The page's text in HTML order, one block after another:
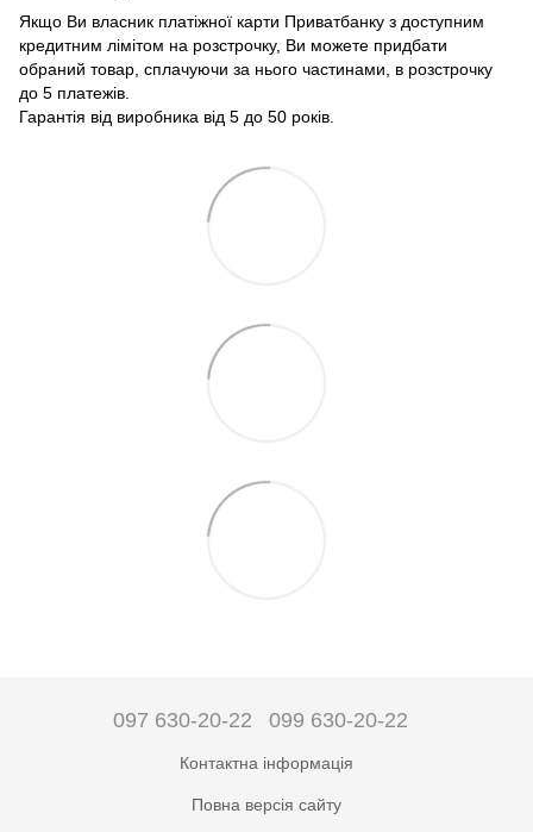
Якщо Ви власник платіжної карти Приватбанку з доступним
кредитним лімітом на розстрочку, Ви можете придбати
обраний товар, сплачуючи за нього частинами, в розстрочку
до 5 платежів.
Гарантія від виробника від 5 до 50 років.
097 630-20-22 099 630-20-22
Контактна інформація
Повна версія сайту